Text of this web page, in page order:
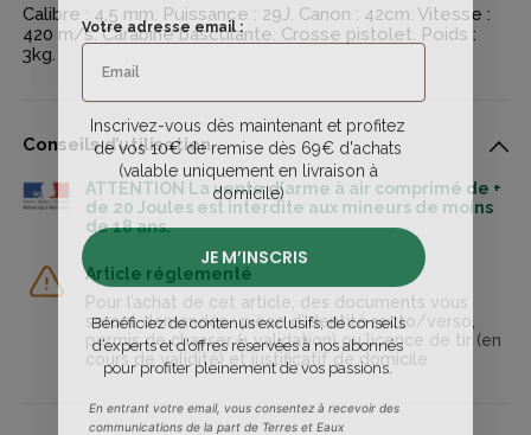
Calibre : 4,5 mm. Puissance : 29J. Canon : 42cm. Vitesse :
420 m/s. Carabine basculante. Crosse pistolet. Poids :
3kg.
Conseils d’utilisation
ATTENTION La vente d'arme à air comprimé de +
de 20 Joules est interdite aux mineurs de moins
de 18 ans.
Article réglementé
Pour l’achat de cet article, des documents vous
seront demandés : pièce d'identité recto/verso,
permis de chasser (+ validation) ou licence de tir (en
cours de validité) et justificatif de domicile
Votre adresse email :
de vos 10€ de remise dès 69€ d'achats
(valable uniquement en livraison à
domicile)
JE M’INSCRIS
Bénéficiez de contenus exclusifs, de conseils
d’experts et d’offres réservées à nos abonnés
pour profiter pleinement de vos passions.
communications de la part de Terres et Eaux